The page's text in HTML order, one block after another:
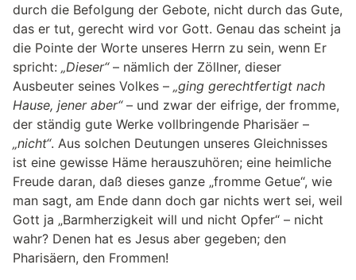
durch die Befolgung der Gebote, nicht durch das Gute,
das er tut, gerecht wird vor Gott. Genau das scheint ja
die Pointe der Worte unseres Herrn zu sein, wenn Er
spricht: „Dieser“– nämlich der Zöllner, dieser
Ausbeuter seines Volkes – „ging gerechtfertigt nach
Hause, jener aber“– und zwar der eifrige, der fromme,
der ständig gute Werke vollbringende Pharisäer –
„nicht“. Aus solchen Deutungen unseres Gleichnisses
ist eine gewisse Häme herauszuhören; eine heimliche
Freude daran, daß dieses ganze „fromme Getue“, wie
man sagt, am Ende dann doch gar nichts wert sei, weil
Gott ja „Barmherzigkeit will und nicht Opfer“ – nicht
wahr? Denen hat es Jesus aber gegeben; den
Pharisäern, den Frommen!